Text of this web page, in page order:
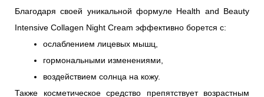
Благодаря своей уникальной формуле Health and Beauty
Intensive Collagen Night Cream эффективно борется с:
ослаблением лицевых мышц,
гормональными изменениями,
воздействием солнца на кожу.
Также косметическое средство препятствует возрастным